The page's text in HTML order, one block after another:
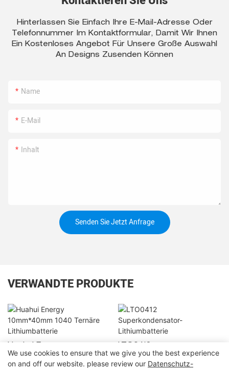
Hinterlassen Sie Einfach Ihre E-Mail-Adresse Oder
Telefonnummer Im Kontaktformular, Damit Wir Ihnen
Ein Kostenloses Angebot Für Unsere Große Auswahl
An Designs Zusenden Können
Name
E-Mail
Inhalt
Senden Sie Jetzt Anfrage
VERWANDTE PRODUKTE
10mm*40mm 1040
Ternäre Lithiumbatterie
Superkondensator-
Lithiumbatterie
We use cookies to ensure that we give you the best experience
on and off our website. please review our Datenschutz-